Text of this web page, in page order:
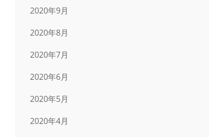
2020年9月
2020年8月
2020年7月
2020年6月
2020年5月
2020年4月